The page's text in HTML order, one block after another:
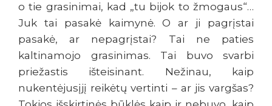
o tie grasinimai, kad „tu bijok to žmogaus“…
Juk tai pasakė kaimynė. O ar ji pagrįstai
pasakė, ar nepagrįstai? Tai ne paties
kaltinamojo grasinimas. Tai buvo svarbi
priežastis išteisinant. Nežinau, kaip
nukentėjusįjį reikėtų vertinti – ar jis vargšas?